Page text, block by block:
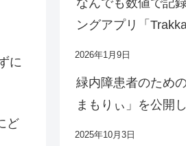
に
ど
なんでも数値で記
ングアプリ「
2026年1月9日
緑内障患者のため
まもりぃ」を公開
2025年10月3日